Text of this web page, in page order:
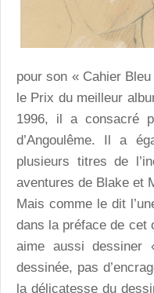
pour son « Cahier
le Prix du meilleur
1996, il a consacré
d’Angoulême. Il a
plusieurs titres de
aventures de Blake et
Mais comme le dit
dans la préface de cet
aime aussi
dessinée, pas
la délicatesse du